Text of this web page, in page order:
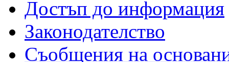
Достъп до информация
Законодателство
Съобщения на